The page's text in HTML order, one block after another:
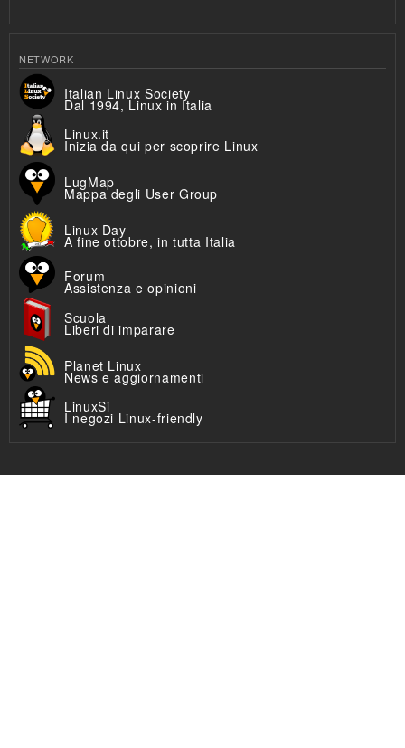
NETWORK
Italian Linux Society
Dal 1994, Linux in Italia
Linux.it
Inizia da qui per scoprire Linux
LugMap
Mappa degli User Group
Linux Day
A fine ottobre, in tutta Italia
Forum
Assistenza e opinioni
Scuola
Liberi di imparare
Planet Linux
News e aggiornamenti
LinuxSi
I negozi Linux-friendly